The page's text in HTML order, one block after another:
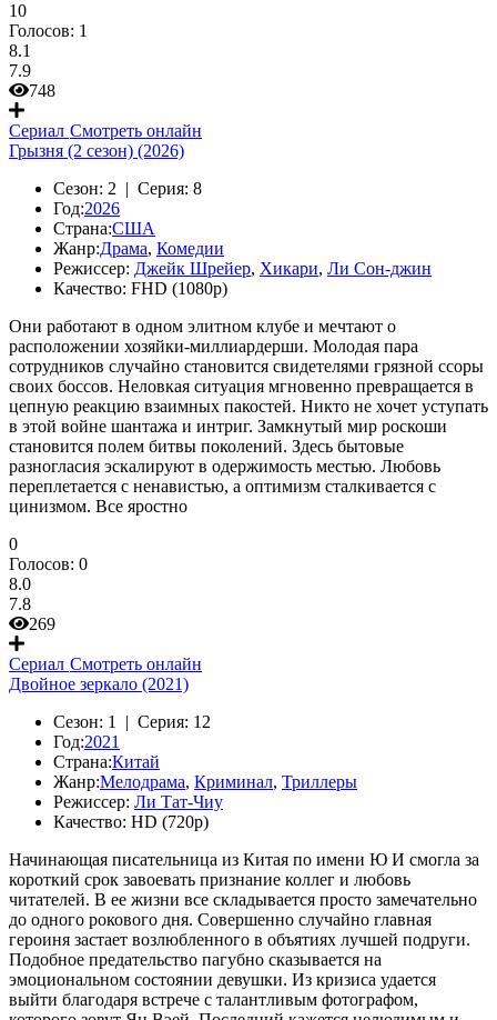
10
Голосов: 1
8.1
7.9
748
Сериал Смотреть онлайн
Грызня (2 сезон) (2026)
Сезон: 2 | Серия: 8
Год:2026
Страна:США
Жанр:Драма, Комедии
Режиссер: Джейк Шрейер, Хикари, Ли Сон-джин
Качество: FHD (1080p)
Они работают в одном элитном клубе и мечтают о
расположении хозяйки-миллиардерши. Молодая пара
сотрудников случайно становится свидетелями грязной ссоры
своих боссов. Неловкая ситуация мгновенно превращается в
цепную реакцию взаимных пакостей. Никто не хочет уступать
в этой войне шантажа и интриг. Замкнутый мир роскоши
становится полем битвы поколений. Здесь бытовые
разногласия эскалируют в одержимость местью. Любовь
переплетается с ненавистью, а оптимизм сталкивается с
цинизмом. Все яростно
0
Голосов: 0
8.0
7.8
269
Сериал Смотреть онлайн
Двойное зеркало (2021)
Сезон: 1 | Серия: 12
Год:2021
Страна:Китай
Жанр:Мелодрама, Криминал, Триллеры
Режиссер: Ли Тат-Чиу
Качество: HD (720p)
Начинающая писательница из Китая по имени Ю И смогла за
короткий срок завоевать признание коллег и любовь
читателей. В ее жизни все складывается просто замечательно
до одного рокового дня. Совершенно случайно главная
героиня застает возлюбленного в объятиях лучшей подруги.
Подобное предательство пагубно сказывается на
эмоциональном состоянии девушки. Из кризиса удается
выйти благодаря встрече с талантливым фотографом,